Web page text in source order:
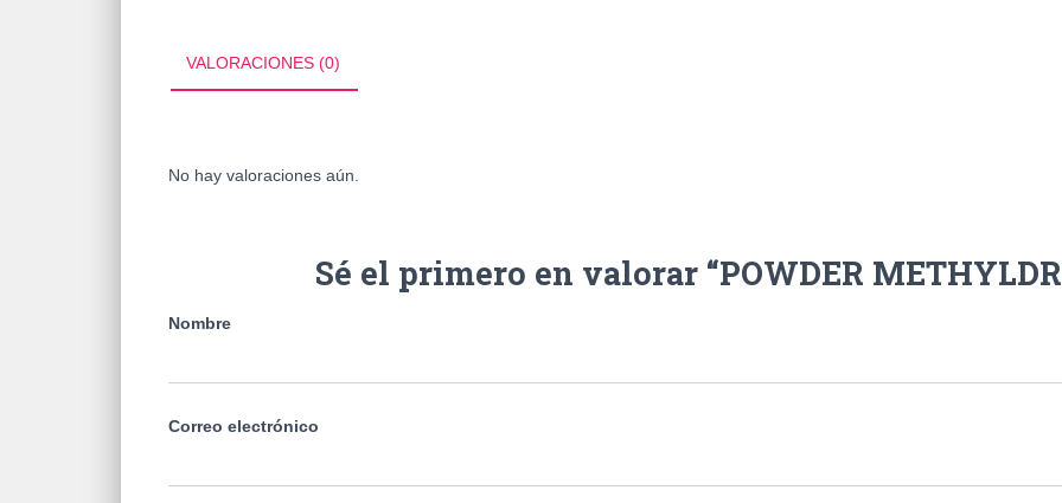
VALORACIONES (0)
No hay valoraciones aún.
Sé el primero en valorar “POWDER
Nombre
Correo electrónico